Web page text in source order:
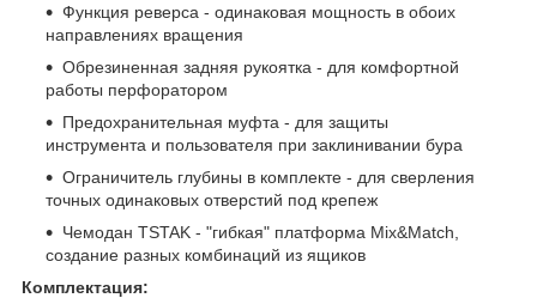
Функция реверса - одинаковая мощность в обоих
направлениях вращения
Обрезиненная задняя рукоятка - для комфортной
работы перфоратором
Предохранительная муфта - для защиты
инструмента и пользователя при заклинивании бура
Ограничитель глубины в комплекте - для сверления
точных одинаковых отверстий под крепеж
Чемодан TSTAK - "гибкая" платформа Mix&Match,
создание разных комбинаций из ящиков
Комплектация: